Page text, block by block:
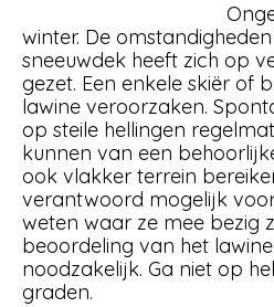
winter. De
sneeuwdek heeft zich op
gezet. Een enkele skiër of
lawine veroorzaken.
op steile hellingen
kunnen van een
ook vlakker terrein
verantwoord mogelijk
weten waar ze mee bezig
beoordeling van het
noodzakelijk. Ga niet op
graden.